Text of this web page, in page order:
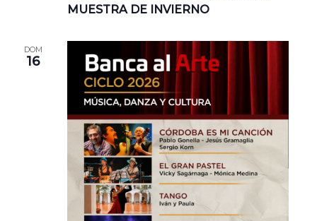
MUESTRA DE INVIERNO
DOM
16